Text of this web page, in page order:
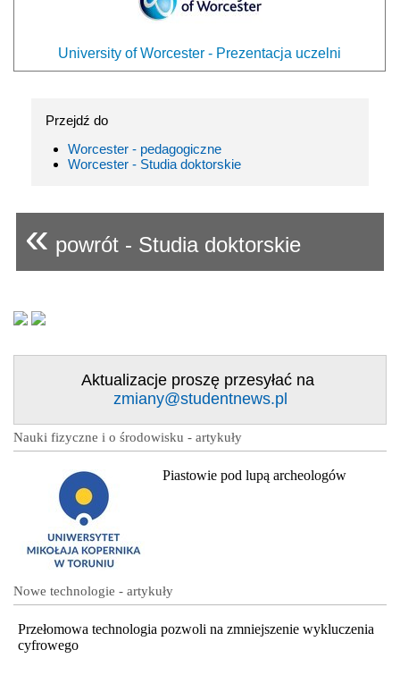
University of Worcester - Prezentacja uczelni
Przejdź do
Worcester - pedagogiczne
Worcester - Studia doktorskie
« powrót - Studia doktorskie
Aktualizacje proszę przesyłać na
zmiany@studentnews.pl
Nauki fizyczne i o środowisku - artykuły
Piastowie pod lupą archeologów
Nowe technologie - artykuły
Przełomowa technologia pozwoli na zmniejszenie wykluczenia
cyfrowego